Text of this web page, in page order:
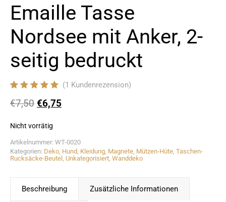
Emaille Tasse
Nordsee mit Anker, 2-
seitig bedruckt
5.00von 5,
(1 Kundenrezension)
€7,50 €6,75
Nicht vorrätig
Artikelnummer: WT-0020
Kategorien: Deko Hund Kleidung Magnete Mützen-Hüte Taschen-
Rucksäcke-Beutel
Unkategorisiert Wanddeko
Beschreibung Zusätzliche Informationen